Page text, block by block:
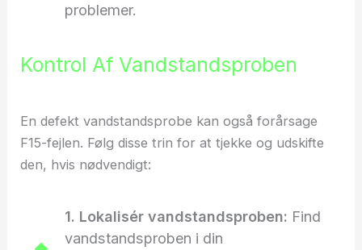
problemer.
Kontrol Af Vandstandsproben
En defekt vandstandsprobe kan også forårsage
F15-fejlen. Følg disse trin for at tjekke og udskifte
den, hvis nødvendigt:
1. Lokalisér vandstandsproben: Find
vandstandsproben i din